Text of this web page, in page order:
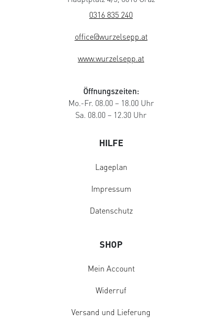
0316 835 240
office@wurzelsepp.at
www.wurzelsepp.at
Öffnungszeiten:
Mo.-Fr. 08.00 – 18.00 Uhr
Sa. 08.00 – 12.30 Uhr
HILFE
Lageplan
Impressum
Datenschutz
SHOP
Mein Account
Widerruf
Versand und Lieferung